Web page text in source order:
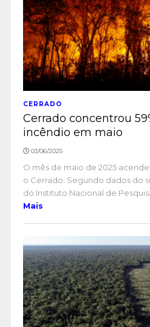
CERRADO
Cerrado concentrou
incêndio em maio
03/06/2025
O mês de maio de 2025
o Cerrado. Segundo dados do
do Instituto Nacional de
Mais